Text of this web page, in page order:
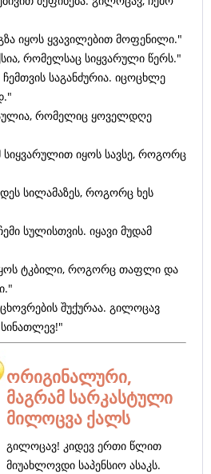
იყოს ყვავილებით მოფენილი."
რომელსაც სიყვარული წერს."
საგანძურია. იცოცხლე
რომელიც ყოველდღე
სიყვარულით იყოს სავსე, როგორც
სილამაზეს, როგორც ხეს
სულისთვის. იყავი მუდამ
ტკბილი, როგორც თაფლი და
შუქურაა. გილოცავ
ორიგინალური,
მაგრამ სარკასტული
მილოცვა ქალს
გილოცავ! კიდევ ერთი წლით
მიუახლოვდი საპენსიო ასაკს.